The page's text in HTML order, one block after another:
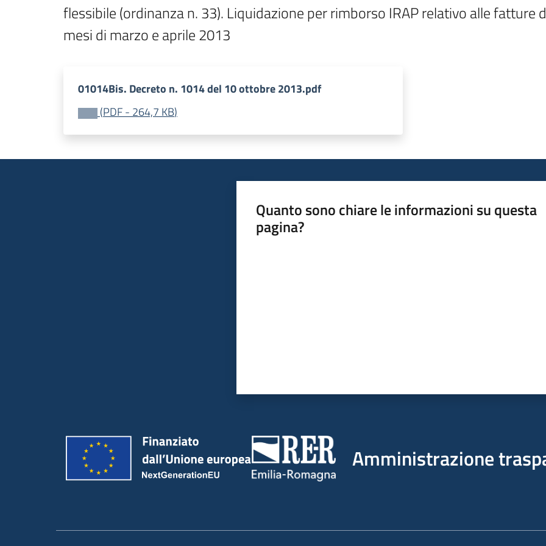
flessibile (ordinanza n. 33). Liquidazione per rimborso IRAP relativo alle fatture
mesi di marzo e aprile 2013
01014Bis. Decreto n. 1014 del 10 ottobre 2013.pdf
(PDF- 264,7 KB)
Quanto sono chiare le informazioni su questa
pagina?
Amministrazione